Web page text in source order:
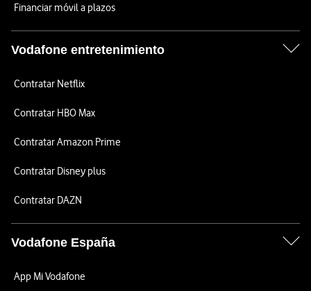
Financiar móvil a plazos
Vodafone entretenimiento
Contratar Netflix
Contratar HBO Max
Contratar Amazon Prime
Contratar Disney plus
Contratar DAZN
Vodafone España
App Mi Vodafone